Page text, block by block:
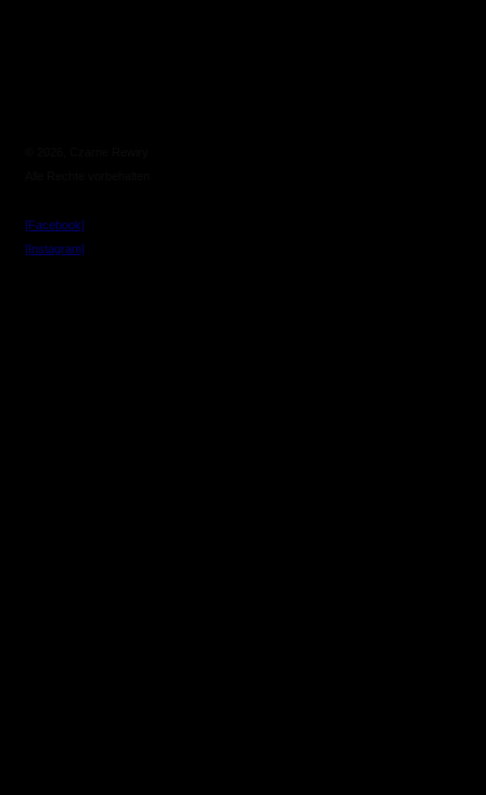
[Facebook]
[Instagram]